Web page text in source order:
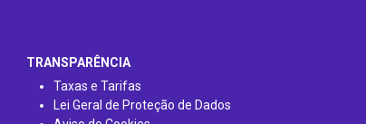
TRANSPARÊNCIA
Taxas e Tarifas
Lei Geral de Proteção de Dados